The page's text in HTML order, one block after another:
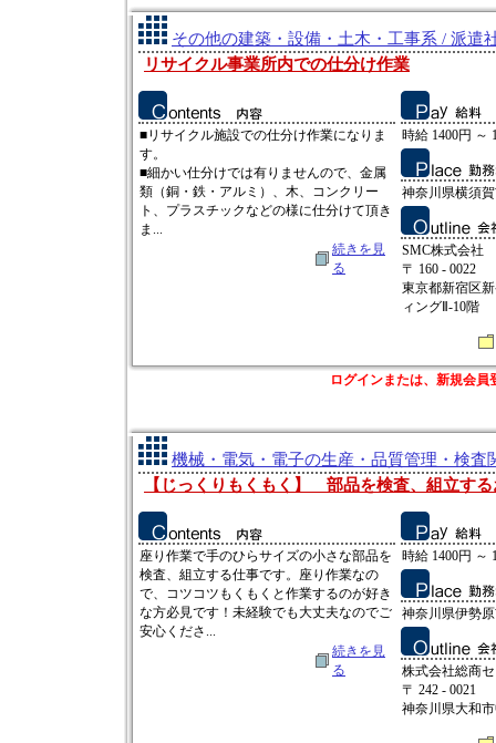
その他の建築・設備・土木・工事系 / 派遣
リサイクル事業所内での仕分け作業
■リサイクル施設での仕分け作業になりま
す。
■細かい仕分けでは有りませんので、金属
類（銅・鉄・アルミ）、木、コンクリー
ト、プラスチックなどの様に仕分けて頂き
ま...
続きを見
る
時給 1400円 ～
神奈川県横須
SMC株式会社
〒 160 - 0022
東京都新宿区
ィングⅡ-10階
ログインまたは、新規会
機械・電気・電子の生産・品質管理・検査
【じっくりもくもく】 部品を検査、組立す
座り作業で手のひらサイズの小さな部品を
検査、組立する仕事です。座り作業なの
で、コツコツもくもくと作業するのが好き
な方必見です！未経験でも大丈夫なのでご
安心くださ...
続きを見
る
時給 1400円 ～
神奈川県伊勢
株式会社総商
〒 242 - 0021
神奈川県大和